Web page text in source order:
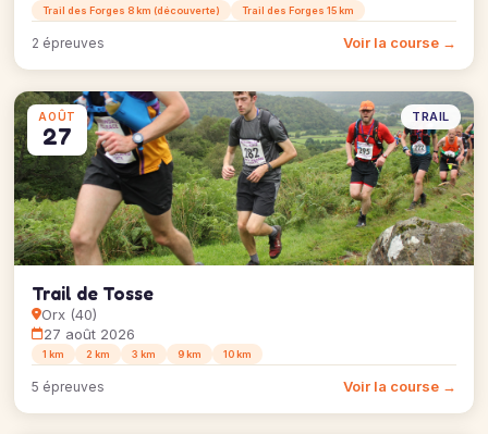
Trail des Forges 8 km (découverte) Trail des Forges 15 km
2 épreuves Voir la course →
AOÛT
27
TRAIL
Trail de Tosse
Orx (40)
27 août 2026
1 km 2 km 3 km 9 km 10 km
5 épreuves Voir la course →